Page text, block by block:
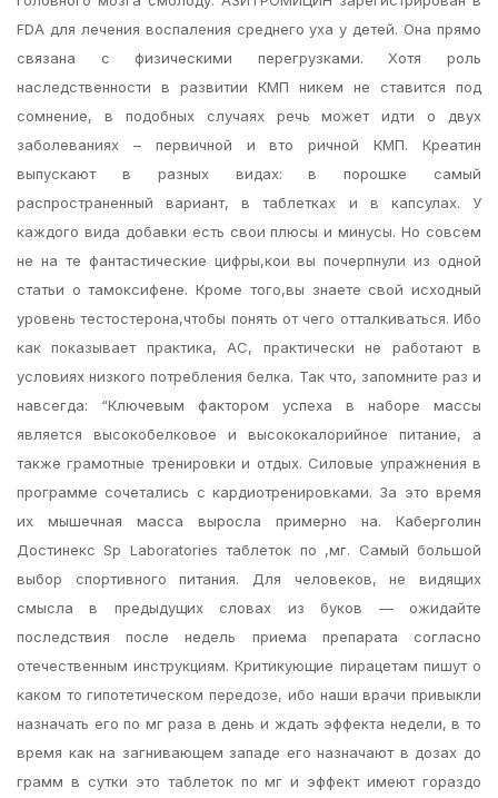
FDA для лечения воспаления среднего уха у детей. Она прямо
связана с физическими перегрузками. Хотя роль
наследственности в развитии КМП никем не ставится под
сомнение, в подобных случаях речь может идти о двух
заболеваниях – первичной и вто ричной КМП. Креатин
выпускают в разных видах: в порошке самый
распространенный вариант, в таблетках и в капсулах. У
каждого вида добавки есть свои плюсы и минусы. Но совсем
не на те фантастические цифры,кои вы почерпнули из одной
статьи о тамоксифене. Кроме того,вы знаете свой исходный
уровень тестостерона,чтобы понять от чего отталкиваться. Ибо
как показывает практика, АС, практически не работают в
условиях низкого потребления белка. Так что, запомните раз и
навсегда: “Ключевым фактором успеха в наборе массы
является высокобелковое и высококалорийное питание, а
также грамотные тренировки и отдых. Силовые упражнения в
программе сочетались с кардиотренировками. За это время
их мышечная масса выросла примерно на. Каберголин
Достинекс Sp Laboratories таблеток по ,мг. Самый большой
выбор спортивного питания. Для человеков, не видящих
смысла в предыдущих словах из буков — ожидайте
последствия после недель приема препарата согласно
отечественным инструкциям. Критикующие пирацетам пишут о
каком то гипотетическом передозе, ибо наши врачи привыкли
назначать его по мг раза в день и ждать эффекта недели, в то
время как на загнивающем западе его назначают в дозах до
грамм в сутки это таблеток по мг и эффект имеют гораздо